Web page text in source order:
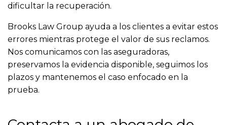
dificultar la recuperación.
Brooks Law Group ayuda a los clientes a evitar estos
errores mientras protege el valor de sus reclamos.
Nos comunicamos con las aseguradoras,
preservamos la evidencia disponible, seguimos los
plazos y mantenemos el caso enfocado en la
prueba.